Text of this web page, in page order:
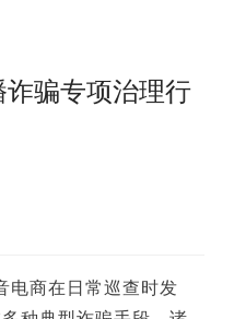
骗专项治理行
电商在日常巡查时发